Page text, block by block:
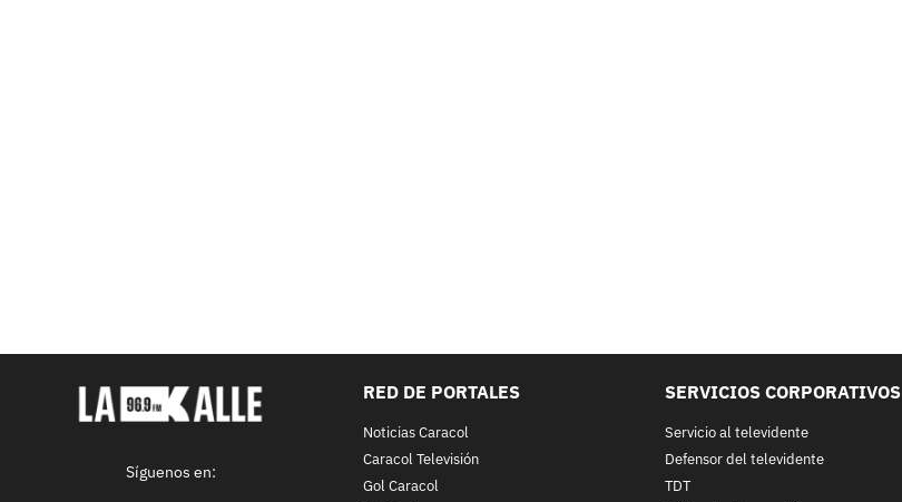
Síguenos en:
RED DE PORTALES
Noticias Caracol
Caracol Televisión
Gol Caracol
SERVICIOS CORPORATIVOS
Servicio al televidente
Defensor del televidente
TDT